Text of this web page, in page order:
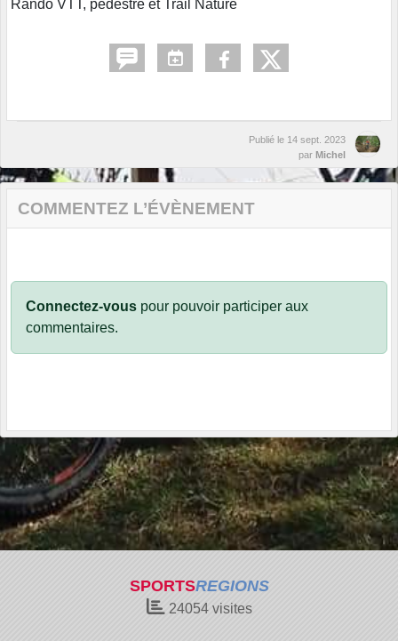
Rando VTT, pédestre et Trail Nature
Publié le 14 sept. 2023
par Michel
COMMENTEZ L’ÉVÈNEMENT
Connectez-vous pour pouvoir participer aux
commentaires.
SPORTSREGIONS
24054visites